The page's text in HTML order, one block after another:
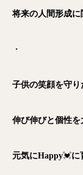
将来の人間形成
・
子供の笑顔を守
伸び伸びと個性を
元気にHappy💓に